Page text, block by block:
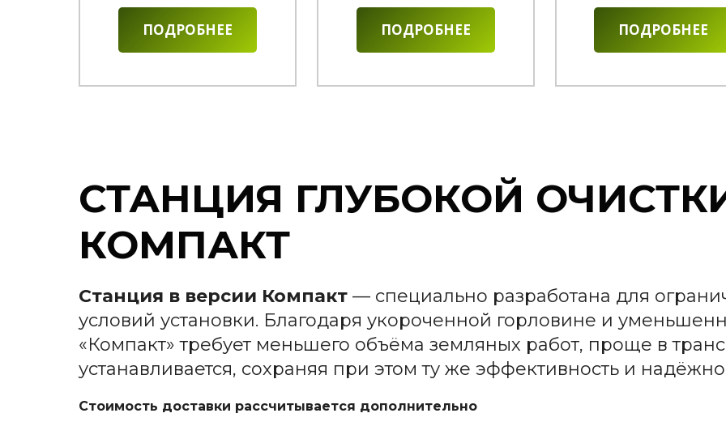
ПОДРОБНЕЕ ПОДРОБНЕЕ ПОДРОБНЕЕ
СТАНЦИЯ ГЛУБОКОЙ
КОМПАКТ
Станция в версии Компакт — специально разработана для
условий установки. Благодаря укороченной горловине и
«Компакт» требует меньшего объёма земляных работ, проще в
устанавливается, сохраняя при этом ту же эффективность и
Стоимость доставки рассчитывается дополнительно